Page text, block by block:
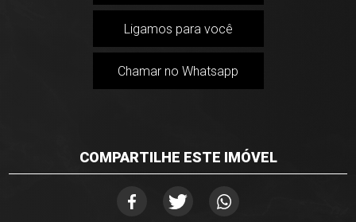
Ligamos para você
Chamar no Whatsapp
COMPARTILHE ESTE IMÓVEL